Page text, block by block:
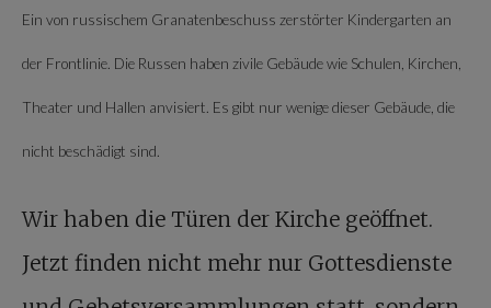
Ein von russischem Granatenbeschuss zerstörter Kindergarten an
der Frontlinie. Die Russen haben zivile Gebäude wie Schulen, Kirchen,
Theater und Hallen anvisiert. Es gibt nur wenige dieser Gebäude, die
nicht beschädigt sind.
Wir haben die Türen der Kirche geöffnet.
Jetzt finden nicht mehr nur Gottesdienste